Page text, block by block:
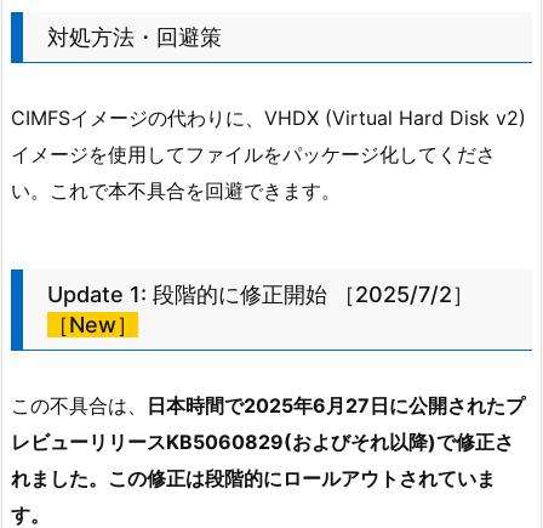
対処方法・回避策
CIMFSイメージの代わりに、VHDX (Virtual Hard Disk v2)
イメージを使用してファイルをパッケージ化してくださ
い。これで本不具合を回避できます。
Update 1: 段階的に修正開始 ［2025/7/2］
［New］
この不具合は、 日本時間で2025年6月27日に公開されたプ
レビューリリースKB5060829(およびそれ以降)で修正さ
れました。この修正は段階的にロールアウトされていま
す。